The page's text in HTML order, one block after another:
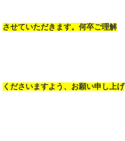
させていただきます。何卒ご理解
くださいますよう、お願い申し上げ